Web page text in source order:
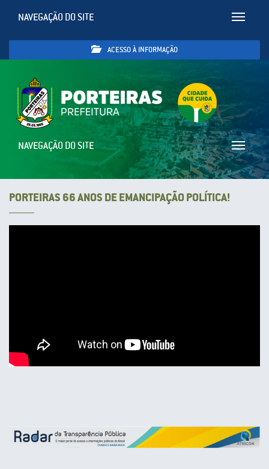
Toggle
NAVEGAÇÃO DO SITE
ACESSO À INFORMAÇÃO
Toggle
NAVEGAÇÃO DO SITE
PORTEIRAS 66 ANOS DE EMANCIPAÇÃO POLÍTICA!